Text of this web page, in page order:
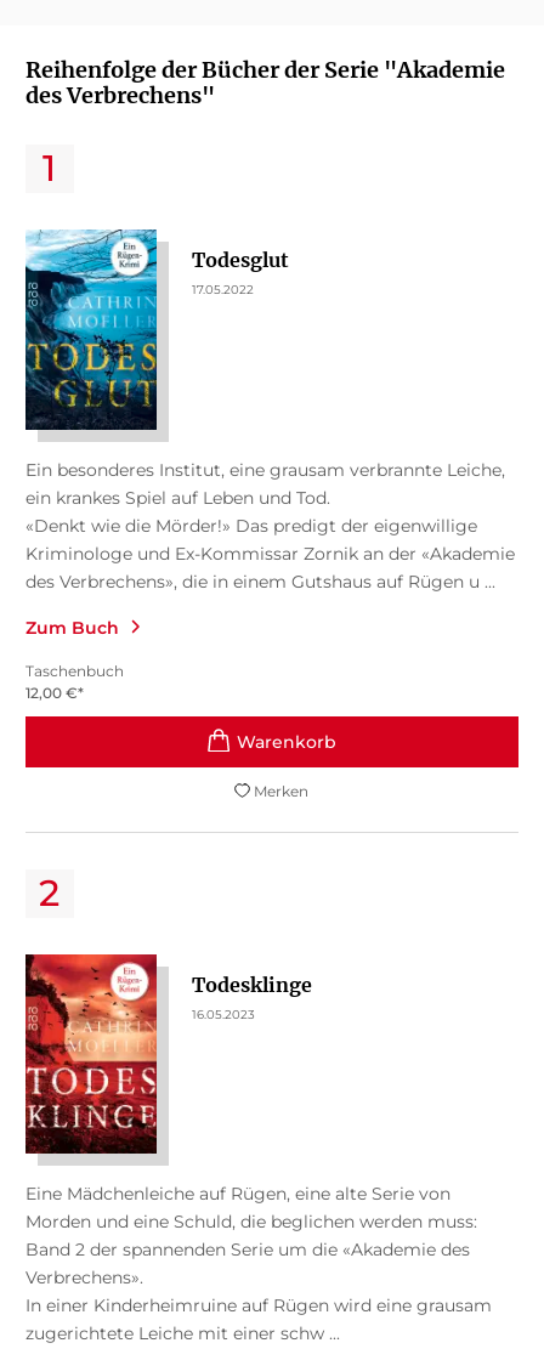
Reihenfolge der Bücher der Serie "Akademie
des Verbrechens"
Todesglut
17.05.2022
Ein besonderes Institut, eine grausam verbrannte Leiche,
ein krankes Spiel auf Leben und Tod.
«Denkt wie die Mörder!» Das predigt der eigenwillige
Kriminologe und Ex-Kommissar Zornik an der «Akademie
des Verbrechens», die in einem Gutshaus auf Rügen u ...
Zum Buch
Taschenbuch
12,00 €*
Merken
Todesklinge
16.05.2023
Eine Mädchenleiche auf Rügen, eine alte Serie von
Morden und eine Schuld, die beglichen werden muss:
Band 2 der spannenden Serie um die «Akademie des
Verbrechens».
In einer Kinderheimruine auf Rügen wird eine grausam
zugerichtete Leiche mit einer schw ...